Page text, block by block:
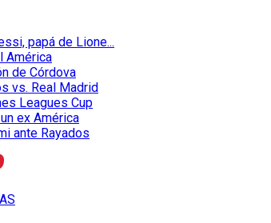
papá de Lione...
América
de Córdova
vs. Real Madrid
Leagues Cup
ex América
ante Rayados